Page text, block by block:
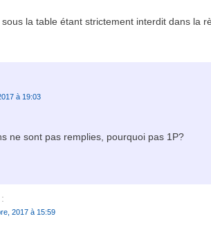
la table étant strictement interdit dans la
à 19:03
ne sont pas remplies, pourquoi pas 1P?
2017 à 15:59